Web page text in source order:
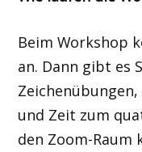
Beim Workshop
an. Dann gibt es
und Zeit zum
den Zoom-